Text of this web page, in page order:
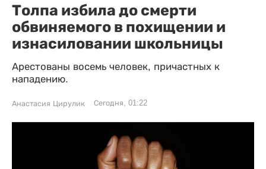
Толпа избила до смерти
обвиняемого в похищении и
изнасиловании школьницы
Арестованы восемь человек, причастных к
нападению.
Анастасия Цирулик Сегодня, 01:22